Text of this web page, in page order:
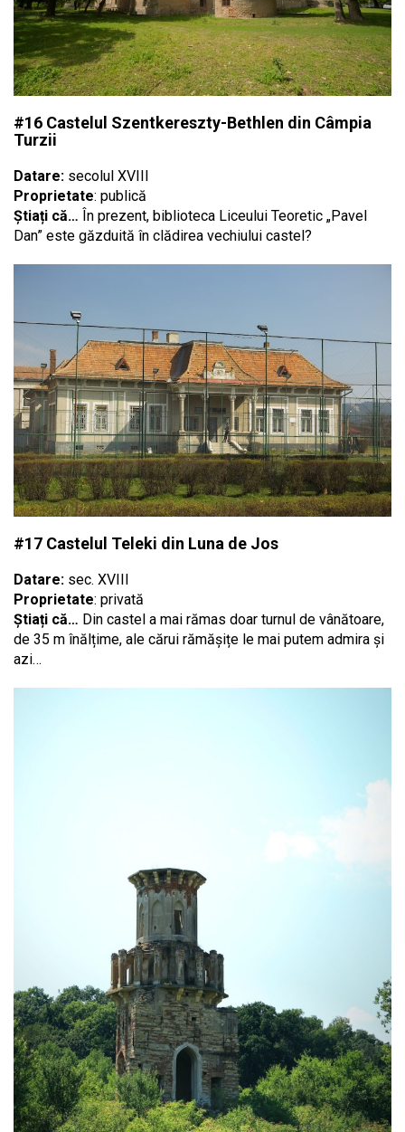
#16 Castelul Szentkereszty-Bethlen din Câmpia
Turzii
Datare: secolul XVIII
Proprietate: publică
Știați că… În prezent, biblioteca Liceului Teoretic „Pavel
Dan” este găzduită în clădirea vechiului castel?
#17 Castelul Teleki din Luna de Jos
Datare: sec. XVIII
Proprietate: privată
Știați că… Din castel a mai rămas doar turnul de vânătoare,
de 35 m înălțime, ale cărui rămășițe le mai putem admira și
azi…